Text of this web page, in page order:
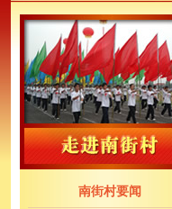
南街村要闻